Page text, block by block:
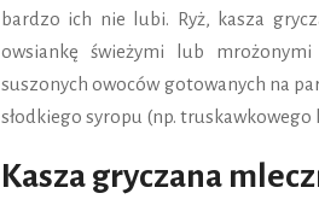
bardzo ich nie lubi. Ryż, kasza
owsiankę świeżymi lub
suszonych owoców gotowanych na
słodkiego syropu (np.
Kasza gryczana